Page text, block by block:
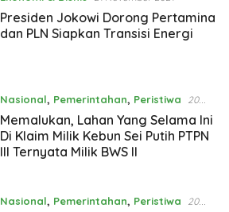
Presiden Jokowi Dorong Pertamina
dan PLN Siapkan Transisi Energi
Nasional, Pemerintahan, Peristiwa
20
November 2021
Memalukan, Lahan Yang Selama Ini
Di Klaim Milik Kebun Sei Putih PTPN
III Ternyata Milik BWS II
Nasional, Pemerintahan, Peristiwa
20